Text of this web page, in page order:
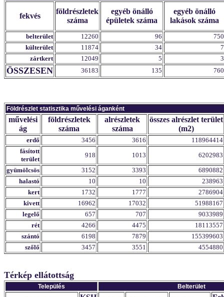
fekvés
földrészletek
száma
egyéb önálló
épületek száma
egyéb önálló
lakások száma
belterület 12260 96
750
külterület
11874 34
7
zártkert
12049 5 3
ÖSSZESEN 36183 135 760
Földrészlet statisztika művelési áganként
művelési
ág
földrészletek
száma
alrészletek
száma
összes alrészlet terület
(m2)
erdő 3456 3616
118964414
fásított
terület
918 1013
6202983
gyümölcsös
3152 3393
6890882
halastó
10 10
238963
kert
1732 1777
2786904
kivett
16962 17032
51988167
legelő
657 707
9033989
rét
4266 4475
18113557
szántó
6198 7879
155399603
szőlő
3457 3551 4554880
Térkép ellátottság
Település Belterület